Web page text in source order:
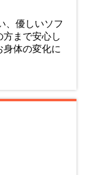
、優しいソフ
方まで安心し
体の変化に